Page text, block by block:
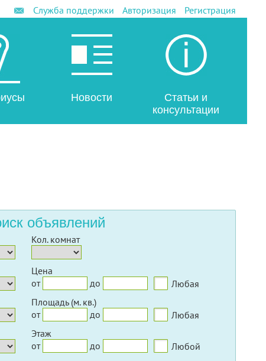
Служба поддержки Авторизация Регистрация
Новости
Статьи и
консультации
объявлений
Кол. комнат
Цена
от
до
Любая
Площадь (м. кв.)
от
до
Любая
Этаж
от
до Любой